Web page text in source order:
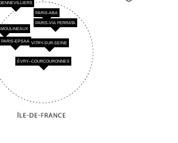
ÉVRY–COURCOURONNES
PARIS-ABA
PARIS-EPSAA
PARIS-VIA FERRATA
VITRY-SUR-SEINE